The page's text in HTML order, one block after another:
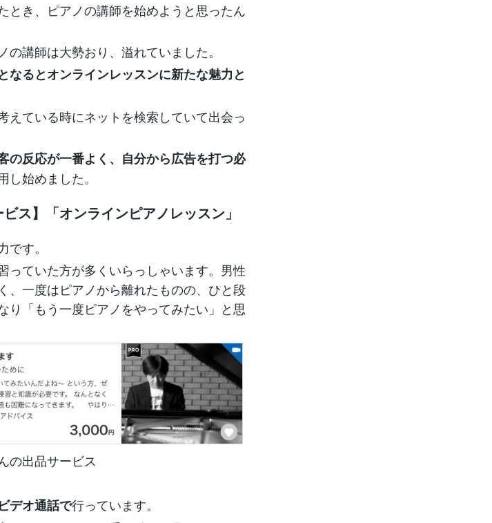
とき、ピアノの講師を始めようと思ったん
講師は大勢おり、溢れていました。
なるとオンラインレッスンに新たな魅力と
えている時にネットを検索していて出会っ
の反応が一番よく、自分から広告を打つ必
し始めました。
ス】「オンラインピアノレッスン」
す。
っていた方が多くいらっしゃいます。男性
、一度はピアノから離れたものの、ひと段
り「もう一度ピアノをやってみたい」と思
の出品サービス
デオ通話で行っています。